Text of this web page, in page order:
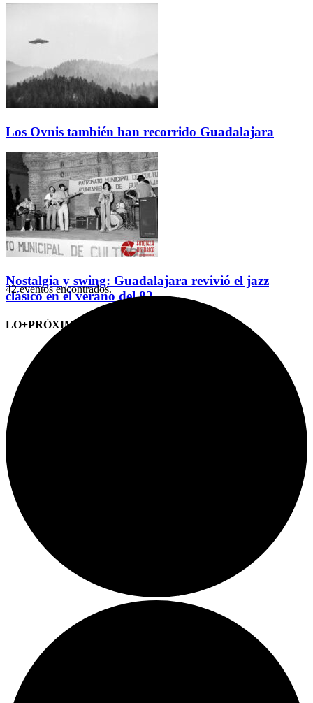
Los Ovnis también han recorrido Guadalajara
Nostalgia y swing: Guadalajara revivió el jazz
clásico en el verano del 82
LO+PRÓXIMO (CITAS)
42 eventos encontrados.